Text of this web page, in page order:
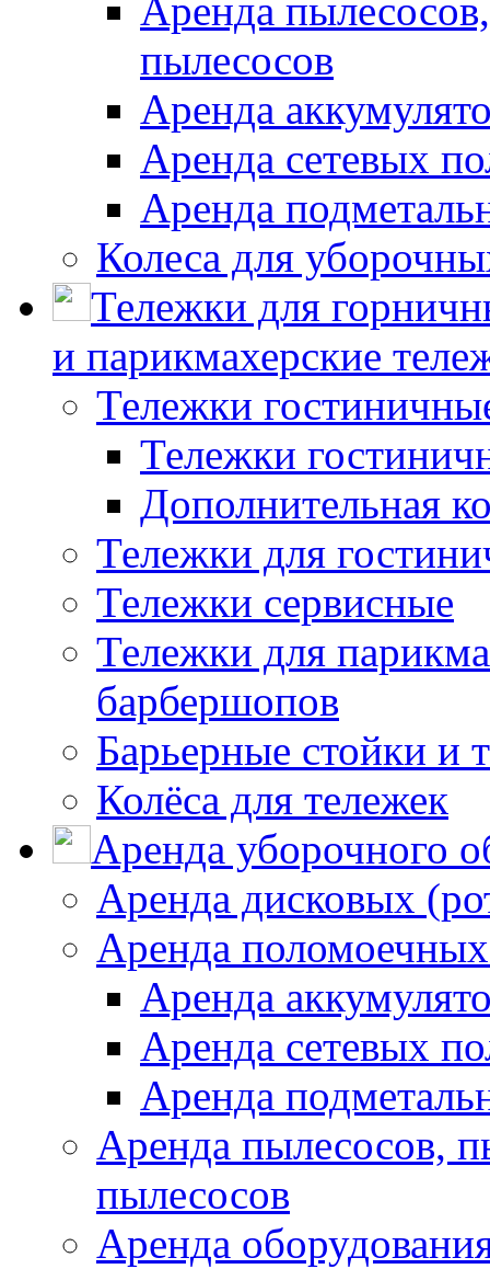
Аренда
пылесосов
Аренда
Аренда сетевых
Аренда
Колеса для
Тележки для
и парикмахерские
Тележки
Тележки
Дополнительная
Тележки для
Тележки сервисные
Тележки для
барбершопов
Барьерные стойки и
Колёса для тележек
Аренда уборочного
Аренда дисковых
Аренда
Аренда
Аренда сетевых
Аренда
Аренда пылесосов,
пылесосов
Аренда